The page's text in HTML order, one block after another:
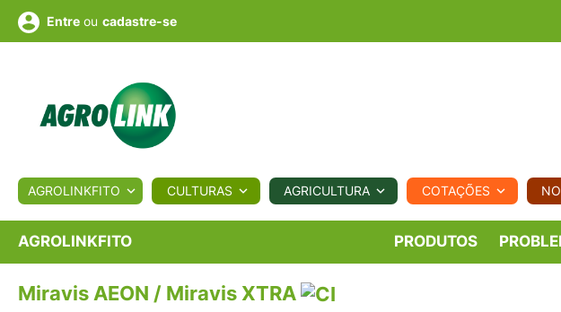
BIOLÓGICOS COTAÇÕES NOTÍCIAS AGROTEMPO REGIONAL
Conversor Colunistas Eventos
Fotos
e
Entre ou cadastre-se
AGROLINKFITO CULTURAS AGRICULTURA COTAÇÕES
AGROLINKFITO PRODUTOS
Miravis AEON / Miravis XTRA